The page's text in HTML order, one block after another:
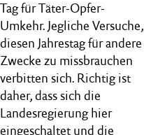
Tag für Täter-Opfer-
Umkehr. Jegliche Versuche,
diesen Jahrestag für andere
Zwecke zu missbrauchen
verbitten sich. Richtig ist
daher, dass sich die
Landesregierung hier
eingeschaltet und die